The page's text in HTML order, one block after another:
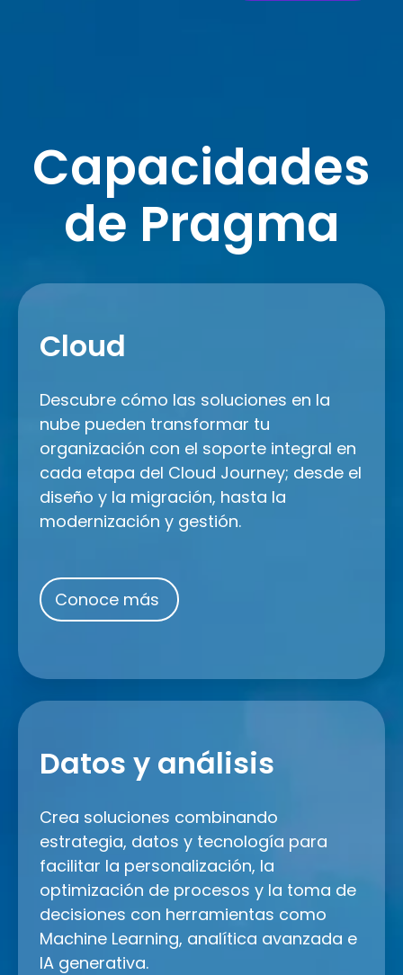
Capacidades
de Pragma
Cloud
Descubre cómo las soluciones en la
nube pueden transformar tu
organización con el soporte integral en
cada etapa del Cloud Journey; desde el
diseño y la migración, hasta la
modernización y gestión.
Conoce más
Cloud
Datos y análisis
Crea soluciones combinando
estrategia, datos y tecnología para
facilitar la personalización, la
optimización de procesos y la toma de
decisiones con herramientas como
Machine Learning, analítica avanzada e
IA generativa.
Datos